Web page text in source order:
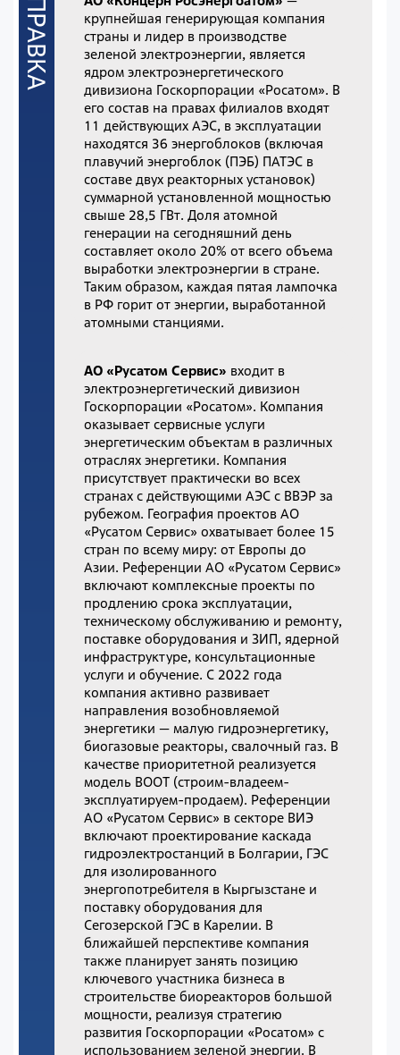
крупнейшая генерирующая компания
страны и лидер в производстве
зеленой электроэнергии, является
ядром электроэнергетического
дивизиона Госкорпорации «Росатом». В
его состав на правах филиалов входят
11 действующих АЭС, в эксплуатации
находятся 36 энергоблоков (включая
плавучий энергоблок (ПЭБ) ПАТЭС в
составе двух реакторных установок)
суммарной установленной мощностью
свыше 28,5 ГВт. Доля атомной
генерации на сегодняшний день
составляет около 20% от всего объема
выработки электроэнергии в стране.
Таким образом, каждая пятая лампочка
в РФ горит от энергии, выработанной
атомными станциями.
АО «Русатом Сервис» входит в
электроэнергетический дивизион
Госкорпорации «Росатом». Компания
оказывает сервисные услуги
энергетическим объектам в различных
отраслях энергетики. Компания
присутствует практически во всех
странах с действующими АЭС с ВВЭР за
рубежом. География проектов АО
«Русатом Сервис» охватывает более 15
стран по всему миру: от Европы до
Азии. Референции АО «Русатом Сервис»
включают комплексные проекты по
продлению срока эксплуатации,
техническому обслуживанию и ремонту,
поставке оборудования и ЗИП, ядерной
инфраструктуре, консультационные
услуги и обучение. С 2022 года
компания активно развивает
направления возобновляемой
энергетики — малую гидроэнергетику,
биогазовые реакторы, свалочный газ. В
качестве приоритетной реализуется
модель BOOТ (строим-владеем-
эксплуатируем-продаем). Референции
АО «Русатом Сервис» в секторе ВИЭ
включают проектирование каскада
гидроэлектростанций в Болгарии, ГЭС
для изолированного
энергопотребителя в Кыргызстане и
поставку оборудования для
Сегозерской ГЭС в Карелии. В
ближайшей перспективе компания
также планирует занять позицию
ключевого участника бизнеса в
строительстве биореакторов большой
мощности, реализуя стратегию
развития Госкорпорации «Росатом» с
использованием зеленой энергии. В